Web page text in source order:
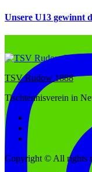
Unsere U13 gewinnt
TSV Rudow 1888
Tischtennisverein in
Copyright © All rights